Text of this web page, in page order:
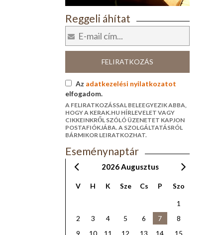
Reggeli áhítat
FELIRATKOZÁS
Az adatkezelési nyilatkozatot
elfogadom.
A FELIRATKOZÁSSAL BELEEGYEZIK ABBA,
HOGY A KERAK.HU HÍRLEVELET VAGY
CIKKEINKRŐL SZÓLÓ ÜZENETET KAPJON
POSTAFIÓKJÁBA. A SZOLGÁLTATÁSRÓL
BÁRMIKOR LEIRATKOZHAT.
Eseménynaptár
2026Augusztus
V H K Sze Cs P Szo
1
2
3 4 5 6 7
8
9
10 11 12 13 14
15